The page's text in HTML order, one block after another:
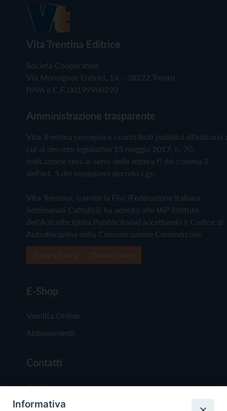
Vita Trentina Editrice
Società Cooperativa
Via Monsignor Endrici, 14 – 38122 Trento
P.IVA e C.F. 00199960220
Amministrazione trasparente
Vita Trentina percepisce i contributi pubblici all'editoria
cui al decreto legislativo 15 maggio 2017, n. 70.
Indicazione resa ai sensi della lettera f) del comma 2
dell'art. 5 del medesimo decreto Lgs.
Vita Trentina, tramite la Fisc (Federazione Italiana
Settimanali Cattolici), ha aderito allo IAP (Istituto
dell'Autodisciplina Pubblicitaria) accettando il Codice di
Autodisciplina della Comunicazione Commerciale
E-Shop
Vendita Online
Abbonamenti
Contatti
Chi Siamo
Redazione
Informativa